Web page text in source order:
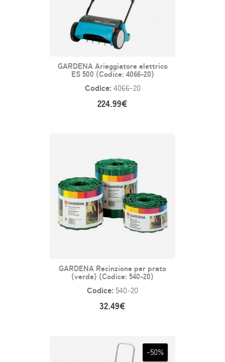
GARDENA Arieggiatore elettrico
ES 500 (Codice: 4066-20)
Codice: 4066-20
224.99€
GARDENA Recinzione per prato
(verde) (Codice: 540-20)
Codice: 540-20
32.49€
-50%